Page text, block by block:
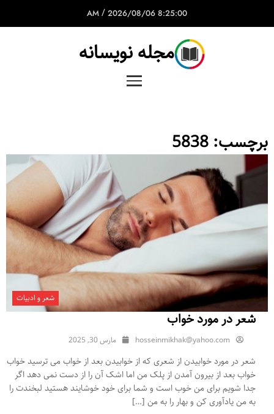
8:25:00 AM
/ 2026/08/06
مجله نویسانه
برچسب: 5838
شعر و ادبیات
شعر در مورد خواب
hosseinmikhak@yahoo.com مارس 30, 2025
شعر در مورد خوابیدن از شعری که از خوابیدن بعد از خواب می ترسید خواب
خواب بعد از بیرون آمدن از پلک من اما اشک آن را از دست نمی دهد اگر
جدا شویم برای من خوب است و شما برای خود خوشایند هستید لبخندت را
به من یادآوری کن و بهار را به من […]